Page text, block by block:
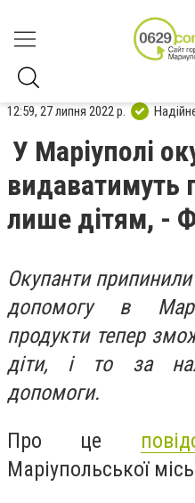
12:59, 27 липня 2022 р.
У Маріуполі
видаватимуть
лише дітям, -
Окупанти
допомогу в
продукти тепер
діти, і то за
допомоги.
Про це
Маріупольської